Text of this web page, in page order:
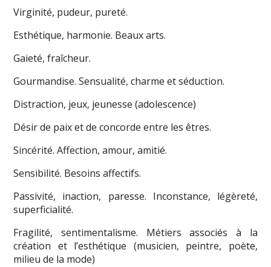
Virginité, pudeur, pureté.
Esthétique, harmonie. Beaux arts.
Gaieté, fraîcheur.
Gourmandise. Sensualité, charme et séduction.
Distraction, jeux, jeunesse (adolescence)
Désir de paix et de concorde entre les êtres.
Sincérité. Affection, amour, amitié.
Sensibilité. Besoins affectifs.
Passivité, inaction, paresse. Inconstance, légèreté,
superficialité.
Fragilité, sentimentalisme. Métiers associés à la
création et l’esthétique (musicien, peintre, poète,
milieu de la mode)